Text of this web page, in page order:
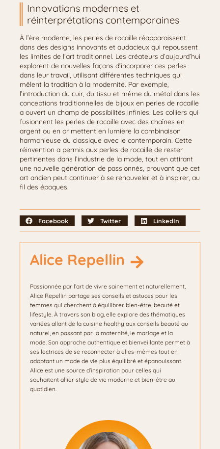
Innovations modernes et
réinterprétations contemporaines
À l’ère moderne, les perles de rocaille réapparaissent
dans des designs innovants et audacieux qui repoussent
les limites de l’art traditionnel. Les créateurs d’aujourd’hui
explorent de nouvelles façons d’incorporer ces perles
dans leur travail, utilisant différentes techniques qui
mêlent la tradition à la modernité. Par exemple,
l’introduction du cuir, du tissu et même du métal dans les
conceptions traditionnelles de bijoux en perles de rocaille
a ouvert un champ de possibilités infinies. Les colliers qui
fusionnent les perles de rocaille avec des chaînes en
argent ou en or mettent en lumière la combinaison
harmonieuse du classique avec le contemporain. Cette
réinvention a permis aux perles de rocaille de rester
pertinentes dans l’industrie de la mode, tout en attirant
une nouvelle génération de passionnés, prouvant que cet
art ancien peut continuer à se renouveler et à inspirer, au
fil des époques.
Facebook Twitter LinkedIn
Alice Repellin
Passionnée par l’art de vivre sainement et naturellement,
Alice Repellin partage ses conseils et astuces pour les
femmes qui cherchent à équilibrer bien-être, beauté et
lifestyle. À travers son blog, elle explore des thématiques
variées allant de la cuisine healthy aux conseils beauté au
naturel, en passant par la maternité, le mariage et la
mode. Son approche authentique et bienveillante permet à
ses lectrices de se reconnecter à elles-mêmes tout en
adoptant un mode de vie plus équilibré et épanouissant.
Alice est une source d’inspiration pour celles qui
souhaitent allier style de vie moderne et bien-être au
quotidien.